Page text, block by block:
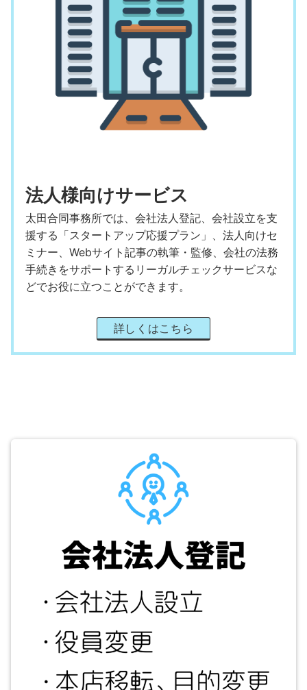
法人様向けサービス
太田合同事務所では、会社法人登記、会社設立を支
援する「スタートアップ応援プラン」、法人向けセ
ミナー、Webサイト記事の執筆・監修、会社の法務
手続きをサポートするリーガルチェックサービスな
どでお役に立つことができます。
詳しくはこちら